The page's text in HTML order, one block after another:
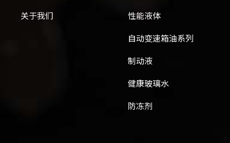
关于我们
性能液体
自动变速箱油系列
制动液
健康玻璃水
防冻剂